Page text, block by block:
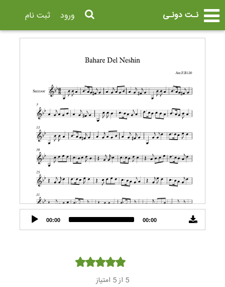
نـت دونـی ثبت نام ورود
Audio
Player
00:00 00:00
5 از 5 امتیاز